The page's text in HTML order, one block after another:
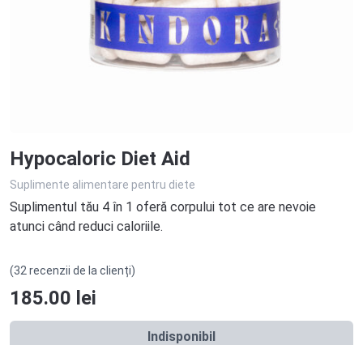
Hypocaloric Diet Aid
Suplimente alimentare pentru diete
Suplimentul tău 4 în 1 oferă corpului tot ce are nevoie
atunci când reduci caloriile.
(32 recenzii de la clienți)
185.00 lei
Indisponibil